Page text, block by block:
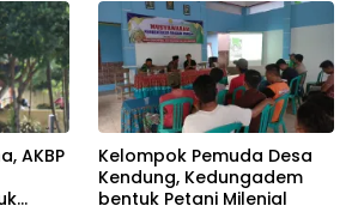
AKBP
Kelompok Pemuda Desa
Kendung, Kedungadem
bentuk Petani Milenial